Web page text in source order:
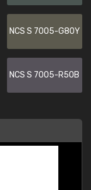
NCS S 7005-G80Y
NCS S 7005-R50B